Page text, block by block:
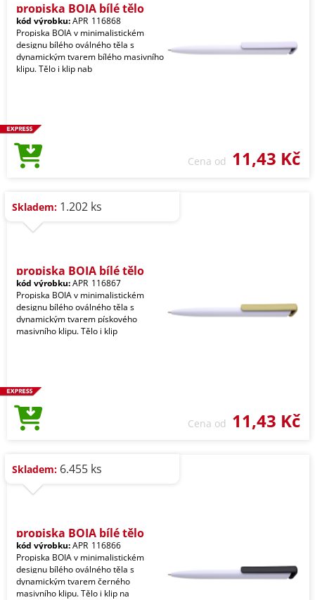
propiska BOIA bílé tělo
kód výrobku:APR_116868
Propiska BOIA v minimalistickém
designu bílého oválného těla s
dynamickým tvarem bílého masivního
klipu. Tělo i klip nab
Cena od 11,43 Kč
Skladem: 1.202 ks
propiska BOIA bílé tělo
kód výrobku:APR_116867
Propiska BOIA v minimalistickém
designu bílého oválného těla s
dynamickým tvarem pískového
masivního klipu. Tělo i klip
Cena od 11,43 Kč
Skladem: 6.455 ks
propiska BOIA bílé tělo
kód výrobku:APR_116866
Propiska BOIA v minimalistickém
designu bílého oválného těla s
dynamickým tvarem černého
masivního klipu. Tělo i klip na